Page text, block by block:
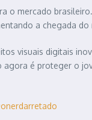
mercado
a chegada
visuais digitais
é proteger o